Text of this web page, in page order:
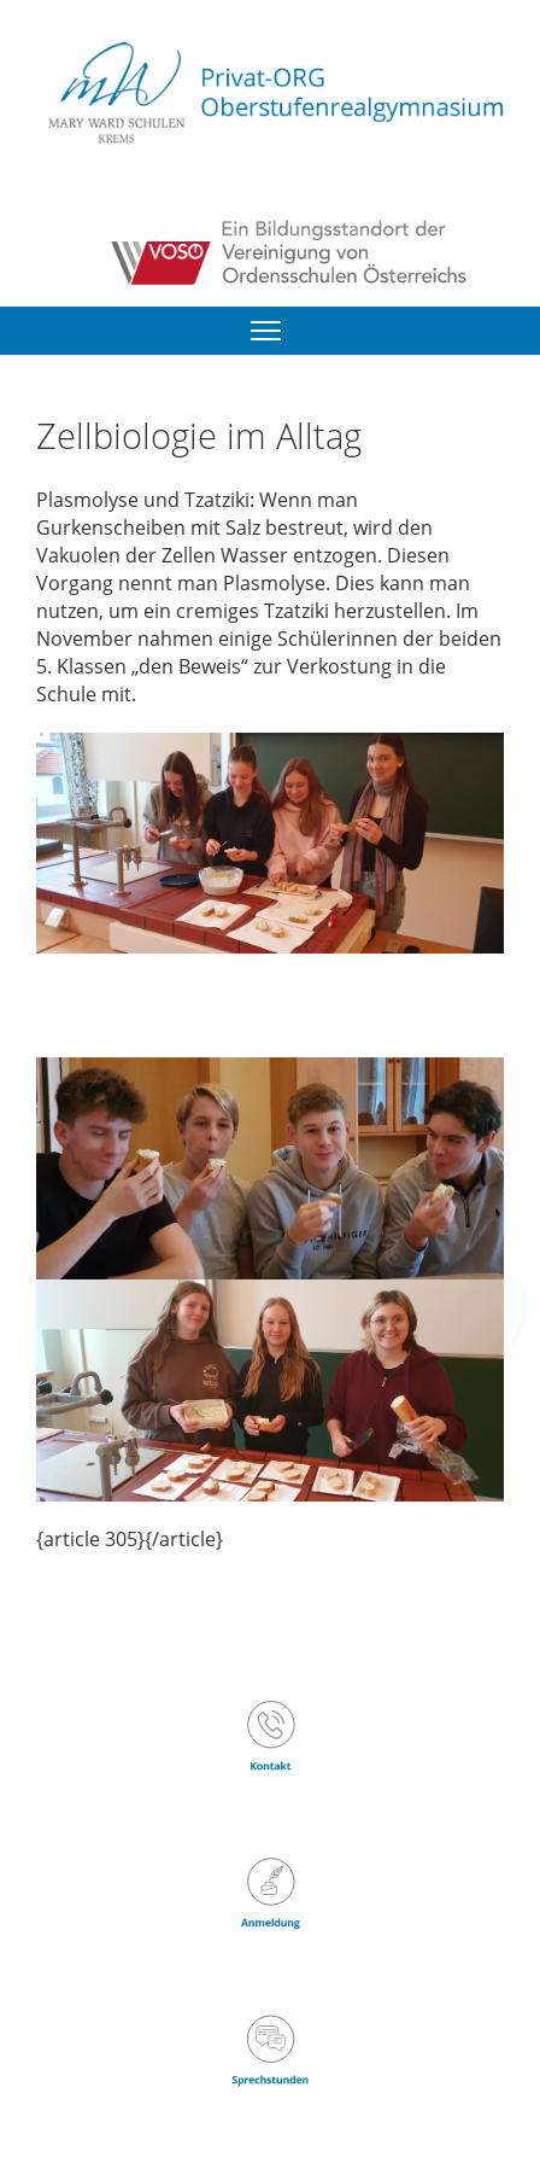
Zellbiologie im Alltag
Plasmolyse und Tzatziki: Wenn man
Gurkenscheiben mit Salz bestreut, wird den
Vakuolen der Zellen Wasser entzogen. Diesen
Vorgang nennt man Plasmolyse. Dies kann man
nutzen, um ein cremiges Tzatziki herzustellen. Im
November nahmen einige Schülerinnen der beiden
5. Klassen „den Beweis“ zur Verkostung in die
Schule mit.
{article 305}{/article}